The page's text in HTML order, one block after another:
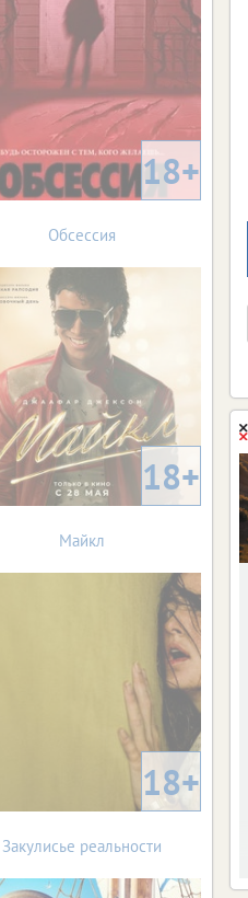
18+
Обсессия
18+
Майкл
18+
Закулисье реальности